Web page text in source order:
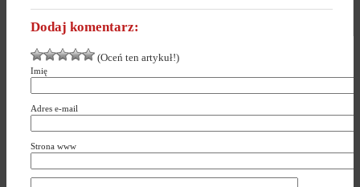
Dodaj komentarz:
(Oceń ten artykuł!)
Imię
Adres e-mail
Strona www